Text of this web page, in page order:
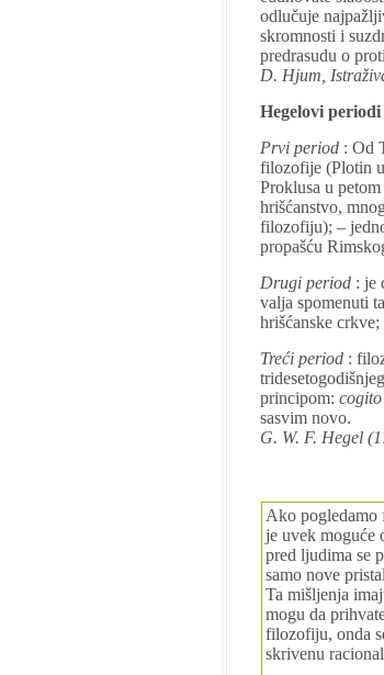
odlučuje
skromnosti i
predrasudu o
D. Hjum,
Hegelovi
Prvi period : Od
filozofije (Plotin u
Proklusa u
hrišćanstvo,
filozofiju); –
propašću
Drugi period : je
valja spomenuti
hrišćanske
Treći period :
principom: cogito
sasvim novo.
G. W. F. Hegel
Ako pogledamo
je uvek moguće
pred ljudima se
samo nove
Ta mišljenja
mogu da
filozofiju, onda
skrivenu